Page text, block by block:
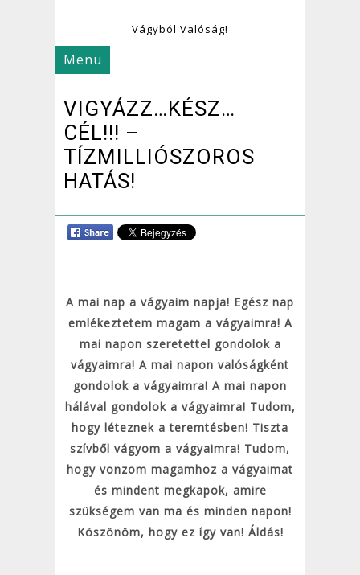
Vágyból Valóság!
Menu
VIGYÁZZ…KÉSZ…
CÉL!!! –
TÍZMILLIÓSZOROS
HATÁS!
A mai nap a vágyaim napja! Egész nap
emlékeztetem magam a vágyaimra! A
mai napon szeretettel gondolok a
vágyaimra! A mai napon valóságként
gondolok a vágyaimra! A mai napon
hálával gondolok a vágyaimra! Tudom,
hogy léteznek a teremtésben! Tiszta
szívből vágyom a vágyaimra! Tudom,
hogy vonzom magamhoz a vágyaimat
és mindent megkapok, amire
szükségem van ma és minden napon!
Köszönöm, hogy ez így van! Áldás!